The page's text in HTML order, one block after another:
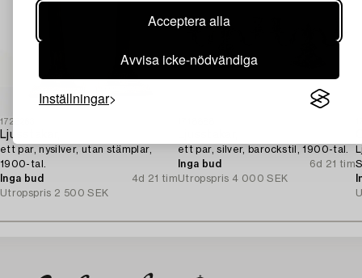
Acceptera alla
Avvisa icke-nödvändiga
Inställningar
1723263
Ljusstakar,
ett par, nysilver, utan stämplar,
1900-tal.
Inga bud
4d 21 tim
Utropspris 2 500 SEK
ett par, silver, barockstil, 1900-tal.
Inga bud
6d 21 tim
Utropspris 4 000 SEK